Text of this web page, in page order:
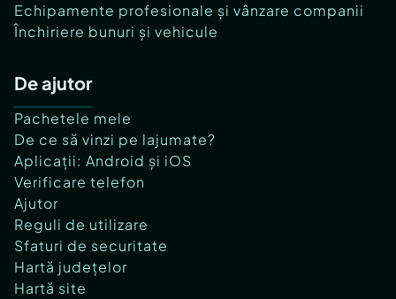
Echipamente profesionale și vânzare companii
Închiriere bunuri și vehicule
De ajutor
Pachetele mele
De ce să vinzi pe lajumate?
Aplicații: Android și iOS
Verificare telefon
Ajutor
Reguli de utilizare
Sfaturi de securitate
Hartă județelor
Hartă site